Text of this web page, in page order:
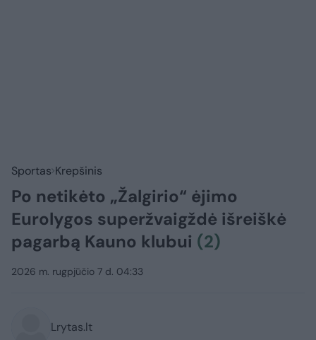
Sportas Krepšinis
Po netikėto „Žalgirio“ ėjimo
Eurolygos superžvaigždė išreiškė
pagarbą Kauno klubui (2)
2026 m. rugpjūčio 7 d. 04:33
Lrytas.lt